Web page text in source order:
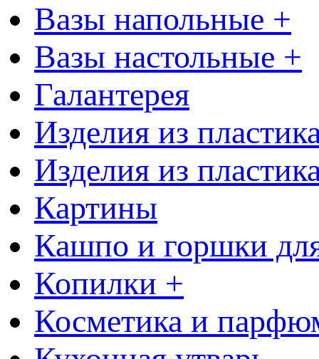
Вазы напольные +
Вазы настольные +
Галантерея
Изделия из
Изделия из
Картины
Кашпо и горшки
Копилки +
Косметика и